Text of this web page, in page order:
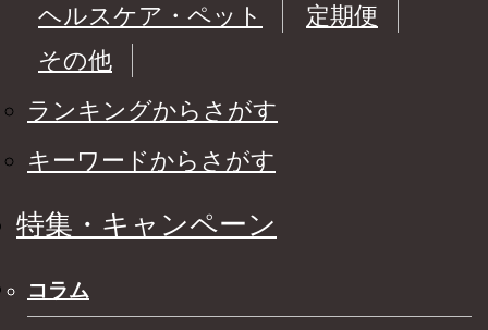
ヘルスケア・ペット
定期便
その他
ランキングからさがす
キーワードからさがす
特集・キャンペーン
コラム